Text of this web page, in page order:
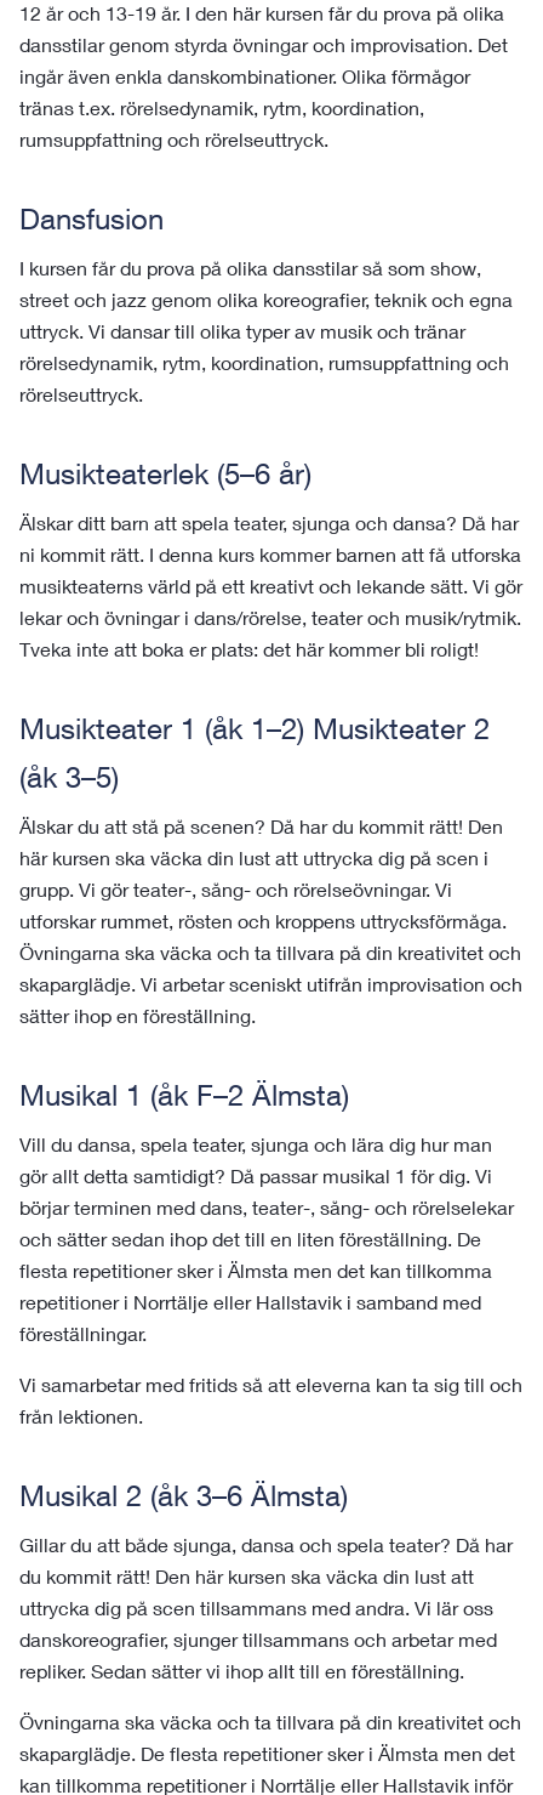
12 år och 13-19 år. I den här kursen får du prova på olika
dansstilar genom styrda övningar och improvisation. Det
ingår även enkla danskombinationer. Olika förmågor
tränas t.ex. rörelsedynamik, rytm, koordination,
rumsuppfattning och rörelseuttryck.
Dansfusion
I kursen får du prova på olika dansstilar så som show,
street och jazz genom olika koreografier, teknik och egna
uttryck. Vi dansar till olika typer av musik och tränar
rörelsedynamik, rytm, koordination, rumsuppfattning och
rörelseuttryck.
Musikteaterlek (5–6 år)
Älskar ditt barn att spela teater, sjunga och dansa? Då har
ni kommit rätt. I denna kurs kommer barnen att få utforska
musikteaterns värld på ett kreativt och lekande sätt. Vi gör
lekar och övningar i dans/rörelse, teater och musik/rytmik.
Tveka inte att boka er plats: det här kommer bli roligt!
Musikteater 1 (åk 1–2) Musikteater 2
(åk 3–5)
Älskar du att stå på scenen? Då har du kommit rätt! Den
här kursen ska väcka din lust att uttrycka dig på scen i
grupp. Vi gör teater-, sång- och rörelseövningar. Vi
utforskar rummet, rösten och kroppens uttrycksförmåga.
Övningarna ska väcka och ta tillvara på din kreativitet och
skaparglädje. Vi arbetar sceniskt utifrån improvisation och
sätter ihop en föreställning.
Musikal 1 (åk F–2 Älmsta)
Vill du dansa, spela teater, sjunga och lära dig hur man
gör allt detta samtidigt? Då passar musikal 1 för dig. Vi
börjar terminen med dans, teater-, sång- och rörelselekar
och sätter sedan ihop det till en liten föreställning. De
flesta repetitioner sker i Älmsta men det kan tillkomma
repetitioner i Norrtälje eller Hallstavik i samband med
föreställningar.
Vi samarbetar med fritids så att eleverna kan ta sig till och
från lektionen.
Musikal 2 (åk 3–6 Älmsta)
Gillar du att både sjunga, dansa och spela teater? Då har
du kommit rätt! Den här kursen ska väcka din lust att
uttrycka dig på scen tillsammans med andra. Vi lär oss
danskoreografier, sjunger tillsammans och arbetar med
repliker. Sedan sätter vi ihop allt till en föreställning.
Övningarna ska väcka och ta tillvara på din kreativitet och
skaparglädje. De flesta repetitioner sker i Älmsta men det
kan tillkomma repetitioner i Norrtälje eller Hallstavik inför